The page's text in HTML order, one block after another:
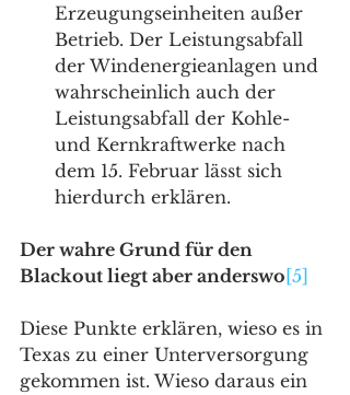
Erzeugungseinheiten außer
Betrieb. Der Leistungsabfall
der Windenergieanlagen und
wahrscheinlich auch der
Leistungsabfall der Kohle-
und Kernkraftwerke nach
dem 15. Februar lässt sich
hierdurch erklären.
Der wahre Grund für den
Blackout liegt aber anderswo [5]
Diese Punkte erklären, wieso es in
Texas zu einer Unterversorgung
gekommen ist. Wieso daraus ein